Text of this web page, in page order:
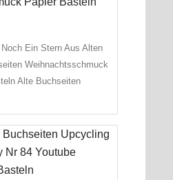
Ein Stern Aus Alten
Weihnachtsschmuck
Alte Buchseiten